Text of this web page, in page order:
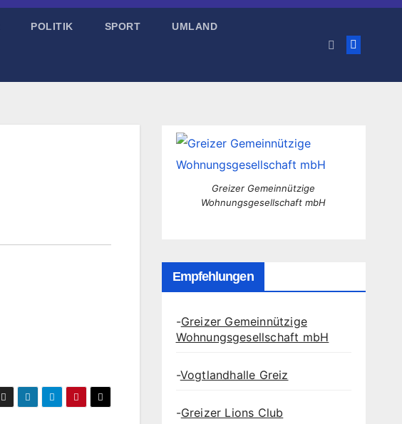
POLITIK SPORT UMLAND
Greizer Gemeinnützige
Wohnungsgesellschaft mbH
Empfehlungen
-Greizer Gemeinnützige
Wohnungsgesellschaft mbH
-Vogtlandhalle Greiz
-Greizer Lions Club